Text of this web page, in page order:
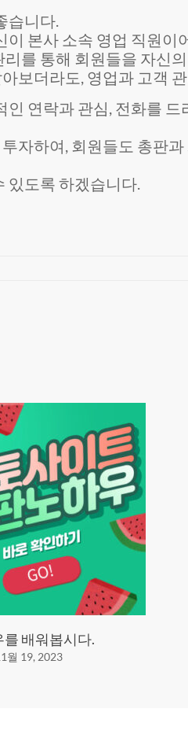
습니다.
본사 소속 영업 직원
를 통해 회원들을 자신
보더라도, 영업과 고객
연락과 관심, 전화를
자하여, 회원들도 총판
있도록 하겠습니다.
배워봅시다.
월 19, 2023